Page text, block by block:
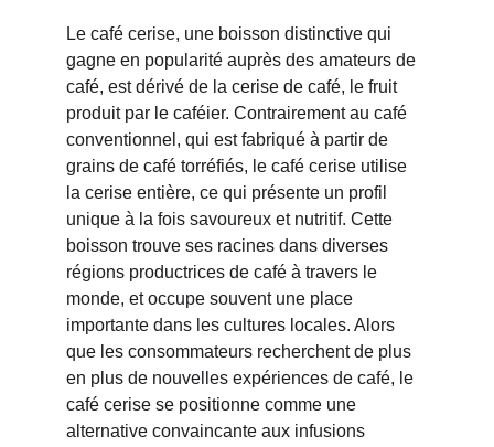
Le café cerise, une boisson distinctive qui
gagne en popularité auprès des amateurs de
café, est dérivé de la cerise de café, le fruit
produit par le caféier. Contrairement au café
conventionnel, qui est fabriqué à partir de
grains de café torréfiés, le café cerise utilise
la cerise entière, ce qui présente un profil
unique à la fois savoureux et nutritif. Cette
boisson trouve ses racines dans diverses
régions productrices de café à travers le
monde, et occupe souvent une place
importante dans les cultures locales. Alors
que les consommateurs recherchent de plus
en plus de nouvelles expériences de café, le
café cerise se positionne comme une
alternative convaincante aux infusions